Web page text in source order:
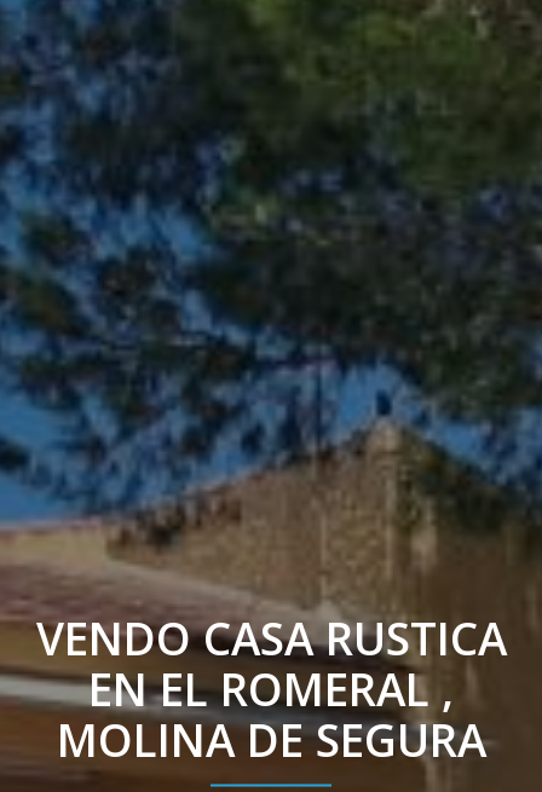
VENDO CASA RUSTICA
EN EL ROMERAL ,
MOLINA DE SEGURA